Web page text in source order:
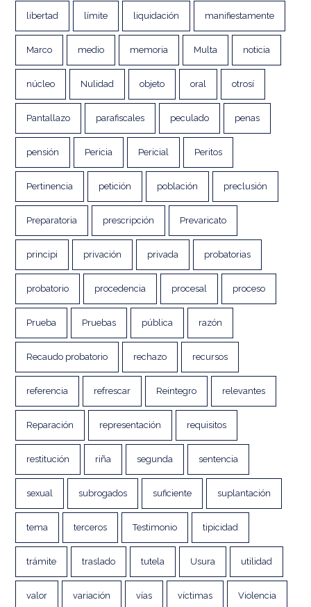
libertad límite liquidación manifiestamente
Marco medio memoria Multa noticia
núcleo Nulidad objeto oral otrosí
Pantallazo parafiscales peculado penas
pensión Pericia Pericial Peritos
Pertinencia petición población preclusión
Preparatoria prescripción Prevaricato
principi privación privada probatorias
probatorio procedencia procesal proceso
Prueba Pruebas pública razón
Recaudo probatorio rechazo recursos
referencia refrescar Reintegro relevantes
Reparación representación requisitos
restitución riña segunda sentencia
sexual subrogados suficiente suplantación
tema terceros Testimonio tipicidad
trámite traslado tutela Usura utilidad
valor variación vías víctimas Violencia